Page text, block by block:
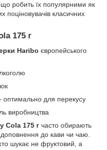
що робить їх популярними як
поціновувачів класичних
175 г
Haribo європейського
для перекусу
виробництва
Cola 175 г часто обирають
до кави чи чаю.
шукає не фруктовий, а